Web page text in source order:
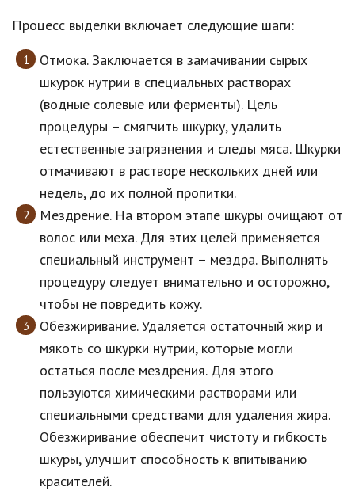
Процесс выделки включает следующие шаги:
Отмока. Заключается в замачивании сырых
шкурок нутрии в специальных растворах
(водные солевые или ферменты). Цель
процедуры – смягчить шкурку, удалить
естественные загрязнения и следы мяса. Шкурки
отмачивают в растворе нескольких дней или
недель, до их полной пропитки.
Мездрение. На втором этапе шкуры очищают от
волос или меха. Для этих целей применяется
специальный инструмент – мездра. Выполнять
процедуру следует внимательно и осторожно,
чтобы не повредить кожу.
Обезжиривание. Удаляется остаточный жир и
мякоть со шкурки нутрии, которые могли
остаться после мездрения. Для этого
пользуются химическими растворами или
специальными средствами для удаления жира.
Обезжиривание обеспечит чистоту и гибкость
шкуры, улучшит способность к впитыванию
красителей.